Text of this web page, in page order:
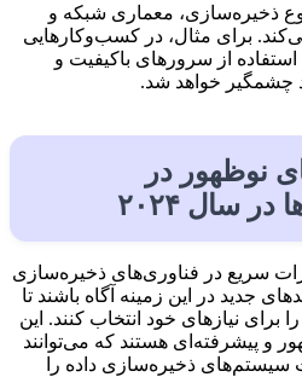
ذخیره‌سازی، معماری شبکه و
برای مثال، در کسب‌وکارهایی
از سرورهای باکیفیت و
چشمگیر خواهد شد.
نوظهور در
سال ۲۰۲۴
به تغییرات سریع در فناوری‌های ذخیره‌سازی
جدید در این زمینه آگاه باشند تا
برای نیازهای خود انتخاب کنند. این
و پیشرفته‌ای هستند که می‌توانند
سیستم‌های ذخیره‌سازی داده را